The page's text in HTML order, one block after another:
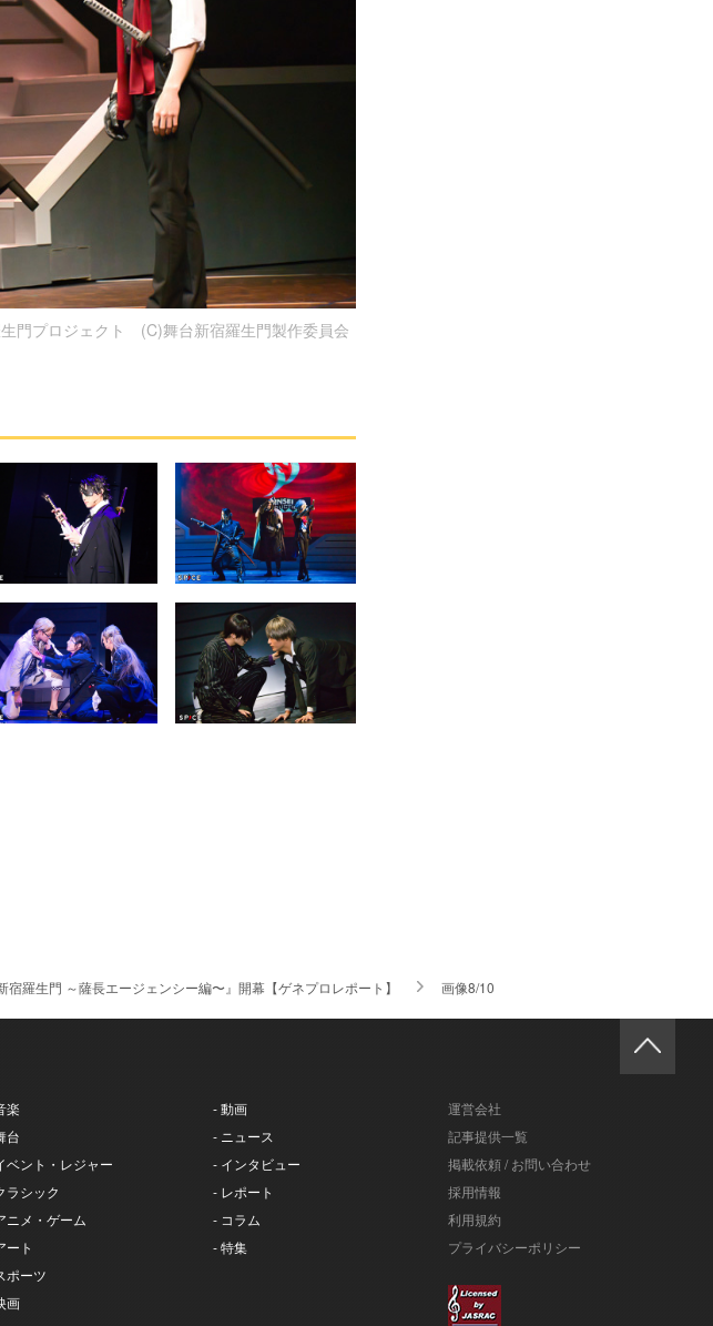
門プロジェクト (C)舞台新宿羅生門製作委員会
羅生門 ～薩長エージェンシー編〜』開幕【ゲネプロレポート】
画像8/10
楽
台
ベント・レジャー
ラシック
ニメ・ゲーム
ート
ポーツ
画
- 動画
- ニュース
- インタビュー
- レポート
- コラム
- 特集
運営会社
記事提供一覧
掲載依頼 / お問い合わせ
採用情報
利用規約
プライバシーポリシー